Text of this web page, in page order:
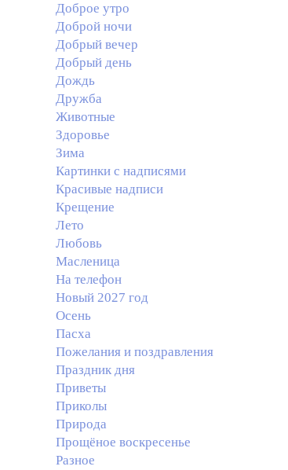
Доброе утро
Доброй ночи
Добрый вечер
Добрый день
Дождь
Дружба
Животные
Здоровье
Зима
Картинки с надписями
Красивые надписи
Крещение
Лето
Любовь
Масленица
На телефон
Новый 2027 год
Осень
Пасха
Пожелания и поздравления
Праздник дня
Приветы
Приколы
Природа
Прощёное воскресенье
Разное